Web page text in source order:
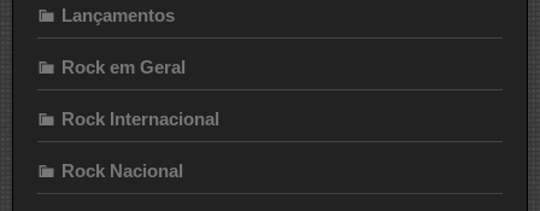
Lançamentos
Rock em Geral
Rock Internacional
Rock Nacional